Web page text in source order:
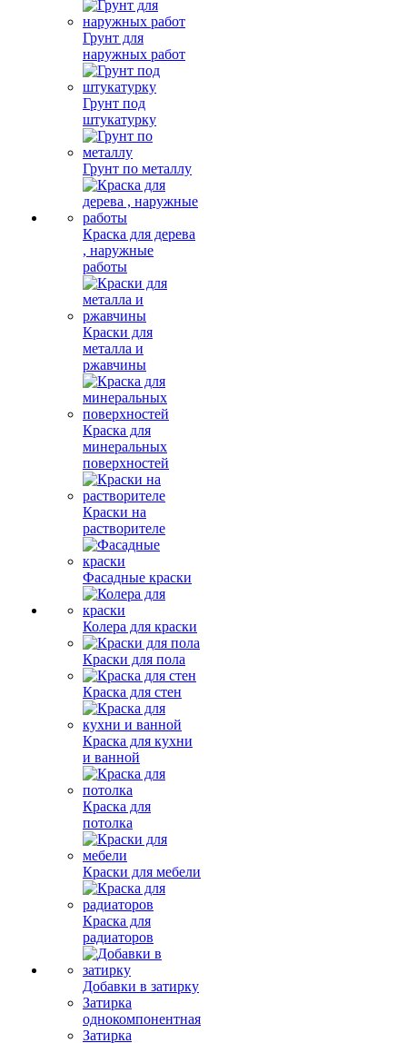
Грунт для
наружных работ
Грунт под
штукатурку
Грунт по металлу
Краска для дерева
, наружные
работы
Краски для
металла и
ржавчины
Краска для
минеральных
поверхностей
Краски на
растворителе
Фасадные краски
Колера для краски
Краски для пола
Краска для стен
Краска для кухни
и ванной
Краска для
потолка
Краски для мебели
Краска для
радиаторов
Добавки в затирку
Затирка
однокомпонентная
Затирка